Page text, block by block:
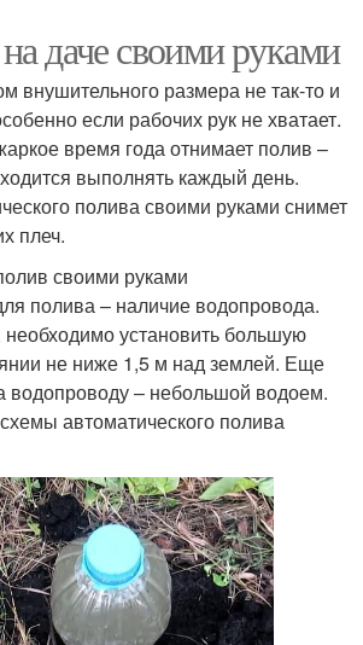
даче своими руками
внушительного размера не так-то и
если рабочих рук не хватает.
время года отнимает полив –
выполнять каждый день.
полива своими руками снимет
плеч.
своими руками
полива – наличие водопровода.
необходимо установить большую
не ниже 1,5 м над землей. Еще
водопроводу – небольшой водоем.
автоматического полива